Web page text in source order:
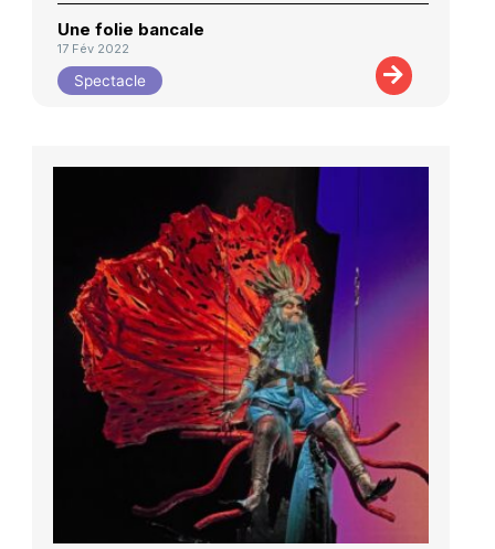
Une folie bancale
17 Fév 2022
Spectacle